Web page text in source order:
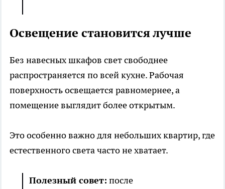
Освещение становится лучше
Без навесных шкафов свет свободнее
распространяется по всей кухне. Рабочая
поверхность освещается равномернее, а
помещение выглядит более открытым.
Это особенно важно для небольших квартир, где
естественного света часто не хватает.
Полезный совет: после